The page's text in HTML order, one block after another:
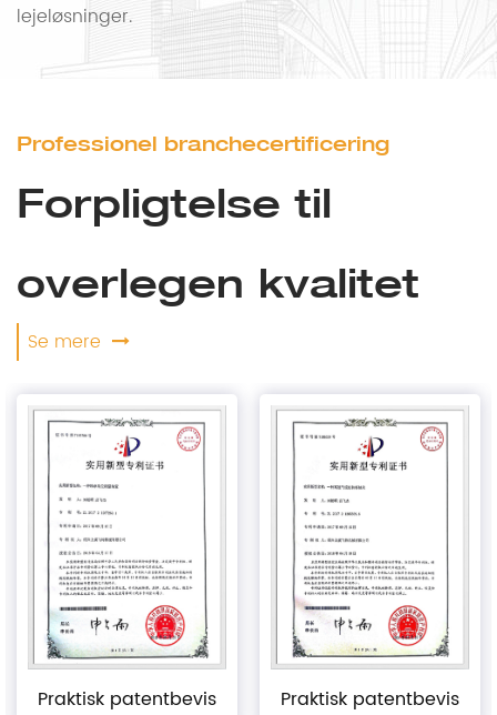
lejeløsninger.
Professionel branchecertificering
Forpligtelse til
overlegen kvalitet
Se mere
Praktisk patentbevis Praktisk patentbevis